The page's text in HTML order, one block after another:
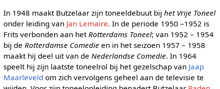
In 1948 maakt Butzelaar zijn toneeldebuut bij het Vrije Toneel
onder leiding van Jan Lemaire. In de periode 1950 –1952 is
Frits verbonden aan het Rotterdams Toneel; van 1952 – 1954
bij de Rotterdamse Comedie en in het seizoen 1957 – 1958
maakt hij deel uit van de Nederlandse Comedie. In 1964
speelt hij zijn laatste toneelrol bij het gezelschap van Jaap
Maarleveld om zich vervolgens geheel aan de televisie te